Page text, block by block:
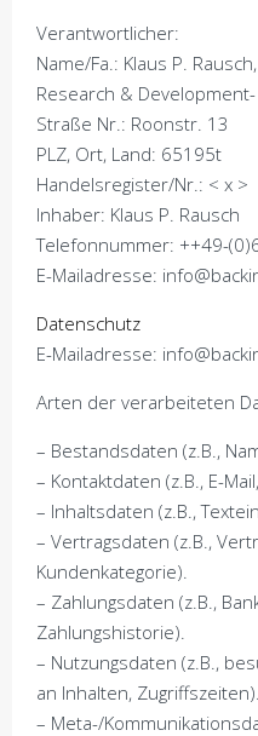
Verantwortlicher:
Name/Fa.: Klaus P.
Research & Development-
Straße Nr.: Roonstr. 13
PLZ, Ort, Land: 65195t
Handelsregister/Nr.: < x >
Inhaber: Klaus P. Rausch
Telefonnummer: ++49-
E-Mailadresse:
Datenschutz
E-Mailadresse:
Arten der verarbeiteten
– Bestandsdaten (z.B.,
– Kontaktdaten (z.B., E-
– Inhaltsdaten (z.B.,
– Vertragsdaten (z.B.,
Kundenkategorie).
– Zahlungsdaten (z.B.,
Zahlungshistorie).
– Nutzungsdaten (z.B.,
an Inhalten, Zugriffszeiten).
– Meta-/